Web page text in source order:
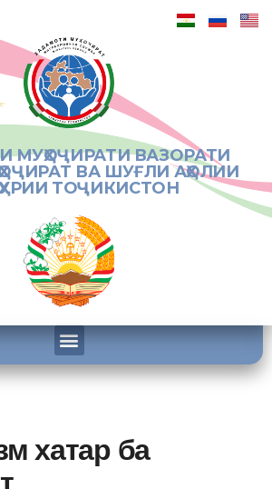
МУҲОҶИРАТИ ВАЗОРАТИ
ВА ШУҒЛИ АҲОЛИИ
ТОҶИКИСТОН
хатар ба